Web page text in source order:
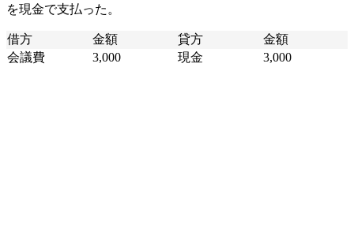
を現金で支払った。
借方 金額 貸方
金額
会議費
3,000 現金 3,000